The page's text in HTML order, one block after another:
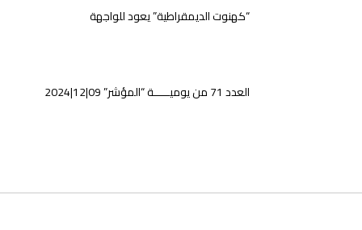
“كهنوت الديمقراطية” يعود للواجهة
العدد 71 من يوميـــــة “المؤشر” 09|12|2024